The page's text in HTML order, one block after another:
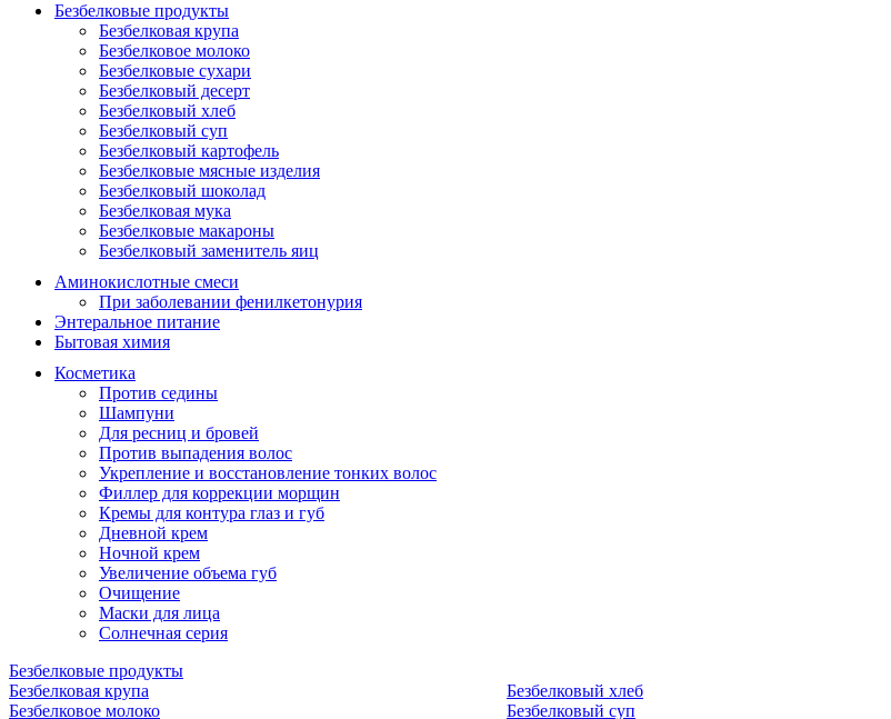
Безбелковые продукты
Безбелковая крупа
Безбелковое молоко
Безбелковые сухари
Безбелковый десерт
Безбелковый хлеб
Безбелковый суп
Безбелковый картофель
Безбелковые мясные изделия
Безбелковый шоколад
Безбелковая мука
Безбелковые макароны
Безбелковый заменитель яиц
Аминокислотные смеси
При заболевании фенилкетонурия
Энтеральное питание
Бытовая химия
Косметика
Против седины
Шампуни
Для ресниц и бровей
Против выпадения волос
Укрепление и восстановление тонких волос
Филлер для коррекции морщин
Кремы для контура глаз и губ
Дневной крем
Ночной крем
Увеличение объема губ
Очищение
Маски для лица
Солнечная серия
Безбелковые продукты
Безбелковая крупа
Безбелковое молоко
Безбелковый хлеб
Безбелковый суп